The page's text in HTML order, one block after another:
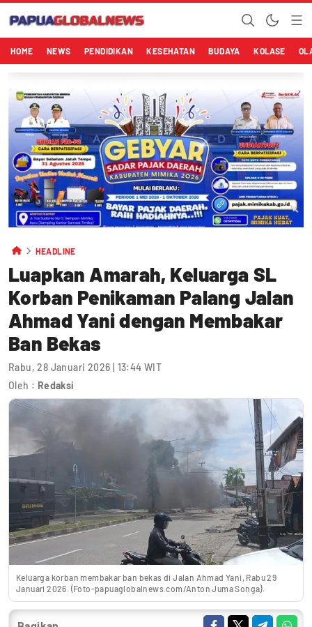
HOME NEWS PENDIDIKAN KESEHATAN BUDAYA KOLASE
HEADLINE
Luapkan Amarah, Keluarga SL
Korban Penikaman Palang Jalan
Ahmad Yani dengan Membakar
Ban Bekas
Rabu, 28 Januari 2026 | 13:44 WIT
Oleh : Redaksi
Keluarga korban membakar ban bekas di Jalan Ahmad Yani, Rabu 29
Januari 2026. (Foto-papuaglobalnews.com/Anton Juma Songa).